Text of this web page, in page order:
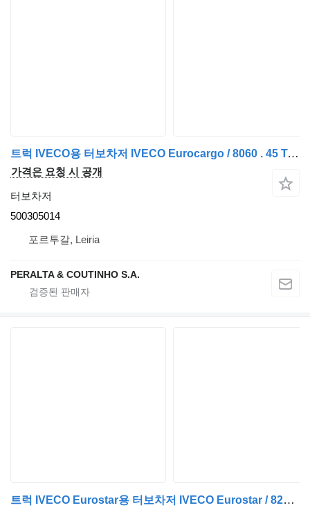
트럭 IVECO용 터보차저 IVECO Eurocargo / 8060 . 45 Turbo Composto T04E46 . 45 500305014
가격은 요청 시 공개
터보차저
500305014
포르투갈, Leiria
PERALTA & COUTINHO S.A.
트럭 IVECO Eurostar용 터보차저 IVECO Eurostar / 8280 . 42 Turbocompressor T04E31 . 42 98435387